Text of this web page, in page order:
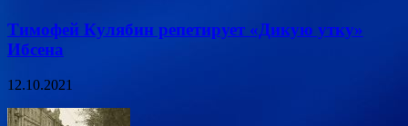
Тимофей Кулябин репетирует «Дикую утку»
Ибсена
12.10.2021